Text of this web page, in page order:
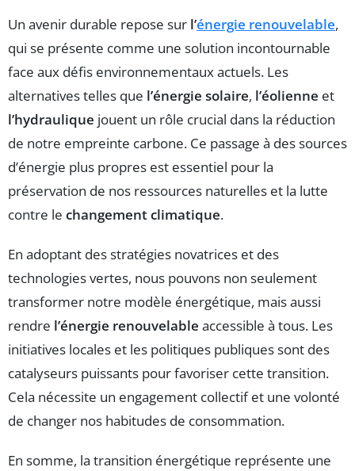
Un avenir durable repose sur l’énergie renouvelable,
qui se présente comme une solution incontournable
face aux défis environnementaux actuels. Les
alternatives telles que l’énergie solaire, l’éolienne et
l’hydraulique jouent un rôle crucial dans la réduction
de notre empreinte carbone. Ce passage à des sources
d’énergie plus propres est essentiel pour la
préservation de nos ressources naturelles et la lutte
contre le changement climatique.
En adoptant des stratégies novatrices et des
technologies vertes, nous pouvons non seulement
transformer notre modèle énergétique, mais aussi
rendre l’énergie renouvelable accessible à tous. Les
initiatives locales et les politiques publiques sont des
catalyseurs puissants pour favoriser cette transition.
Cela nécessite un engagement collectif et une volonté
de changer nos habitudes de consommation.
En somme, la transition énergétique représente une